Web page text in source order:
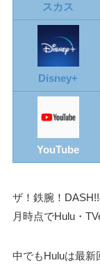
スカス
Disney+
YouTube
ザ！鉄腕！
月時点でHulu・
中でもHuluは最新